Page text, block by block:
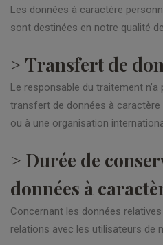
Les données à caractère
sont destinées en notre qualité
> Transfert de
Le responsable du traitement n’a
transfert de données à
ou à une organisation
> Durée de
données à
Concernant les données
relations avec les utilisateurs de